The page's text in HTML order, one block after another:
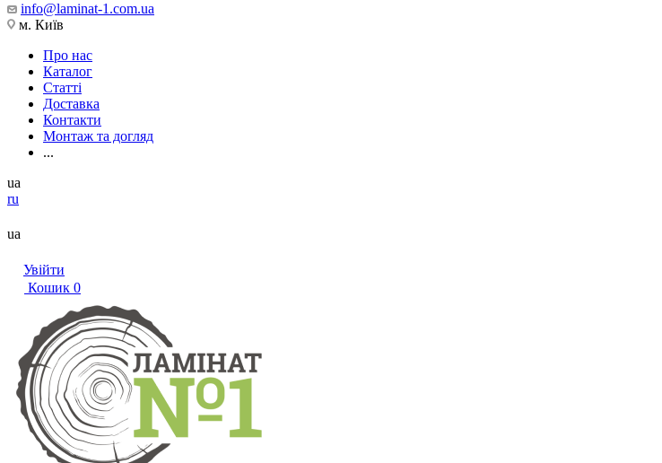
info@laminat-1.com.ua
м. Київ
Про нас
Каталог
Статті
Доставка
Контакти
Монтаж та догляд
...
ua
ru
ua
Увійти
Кошик 0